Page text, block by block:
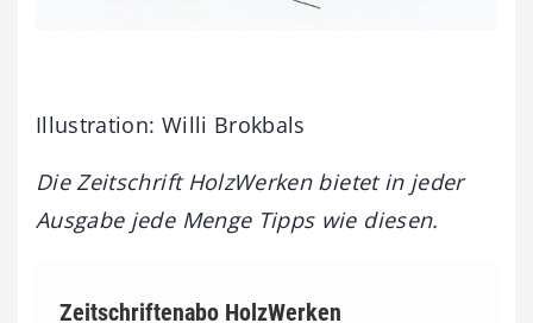
Illustration: Willi Brokbals
Die Zeitschrift HolzWerken bietet in jeder
Ausgabe jede Menge Tipps wie diesen.
Zeitschriftenabo HolzWerken